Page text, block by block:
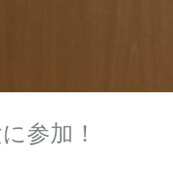
参加！